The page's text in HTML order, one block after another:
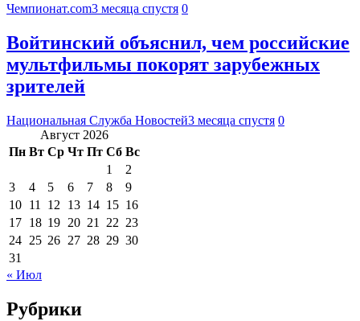
Чемпионат.com3 месяца спустя 0
Войтинский объяснил, чем российские
мультфильмы покорят зарубежных
зрителей
Национальная Служба Новостей3 месяца спустя 0
Август 2026
Пн Вт Ср Чт Пт Сб Вс
1
2
3
4 5 6 7 8
9
10 11 12 13 14 15 16
17 18 19 20 21 22 23
24 25 26 27 28 29 30
31
« Июл
Рубрики